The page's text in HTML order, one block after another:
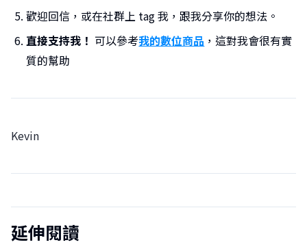
歡迎回信，或在社群上 tag 我，跟我分享你的想法。
直接支持我！ 可以參考我的數位商品 ，這對我會很有實
質的幫助
Kevin
延伸閱讀